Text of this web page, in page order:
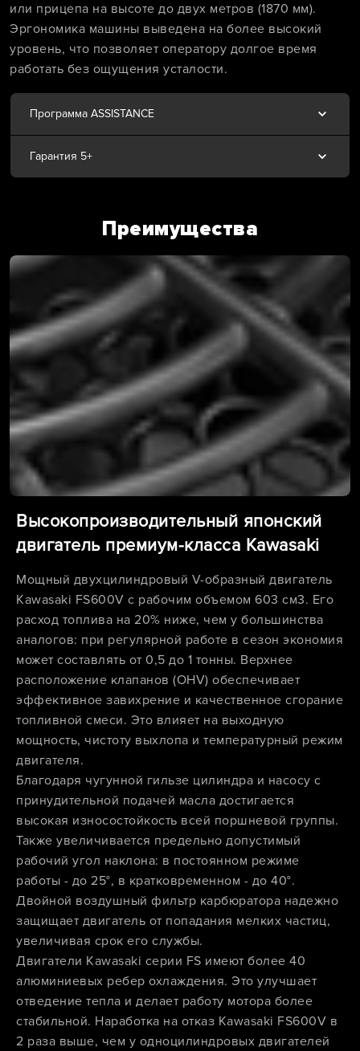
или прицепа на высоте до двух метров (1870 мм).
Эргономика машины выведена на более высокий
уровень, что позволяет оператору долгое время
работать без ощущения усталости.
Программа ASSISTANCE
Гарантия 5+
Преимущества
Высокопроизводительный японский
двигатель премиум-класса Kawasaki
Мощный двухцилиндровый V-образный двигатель
Kawasaki FS600V с рабочим объемом 603 см3. Его
расход топлива на 20% ниже, чем у большинства
аналогов: при регулярной работе в сезон экономия
может составлять от 0,5 до 1 тонны. Верхнее
расположение клапанов (OHV) обеспечивает
эффективное завихрение и качественное сгорание
топливной смеси. Это влияет на выходную
мощность, чистоту выхлопа и температурный режим
двигателя.
Благодаря чугунной гильзе цилиндра и насосу с
принудительной подачей масла достигается
высокая износостойкость всей поршневой группы.
Также увеличивается предельно допустимый
рабочий угол наклона: в постоянном режиме
работы - до 25°, в кратковременном - до 40°.
Двойной воздушный фильтр карбюратора надежно
защищает двигатель от попадания мелких частиц,
увеличивая срок его службы.
Двигатели Kawasaki серии FS имеют более 40
алюминиевых ребер охлаждения. Это улучшает
отведение тепла и делает работу мотора более
стабильной. Наработка на отказ Kawasaki FS600V в
2 раза выше, чем у одноцилиндровых двигателей